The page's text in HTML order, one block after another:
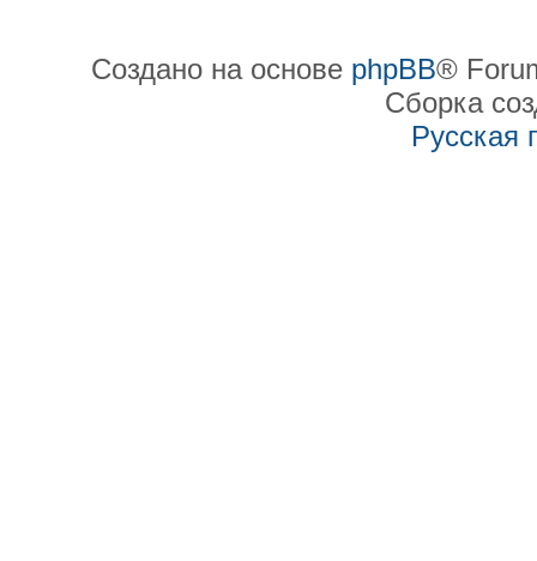
Создано на основе phpBB®
Сборка
Русская